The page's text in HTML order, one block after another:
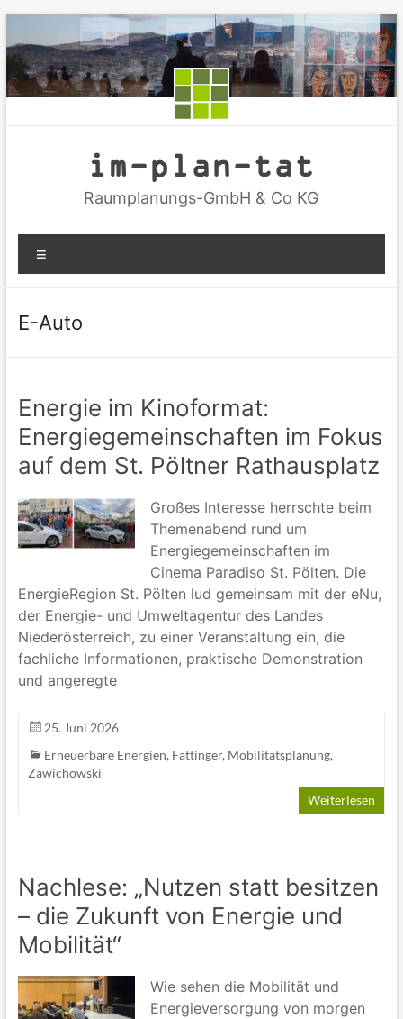
Inhalt
springen
im-plan-tat
Raumplanungs-GmbH & Co KG
E-Auto
Energie im Kinoformat:
Energiegemeinschaften im Fokus
auf dem St. Pöltner Rathausplatz
Großes Interesse herrschte beim
Themenabend rund um
Energiegemeinschaften im
Cinema Paradiso St. Pölten. Die
EnergieRegion St. Pölten lud gemeinsam mit der eNu,
der Energie- und Umweltagentur des Landes
Niederösterreich, zu einer Veranstaltung ein, die
fachliche Informationen, praktische Demonstration
und angeregte
25. Juni 2026
Erneuerbare Energien, Fattinger, Mobilitätsplanung,
Zawichowski
Weiterlesen
Nachlese: „Nutzen statt besitzen
– die Zukunft von Energie und
Mobilität“
Wie sehen die Mobilität und
Energieversorgung von morgen